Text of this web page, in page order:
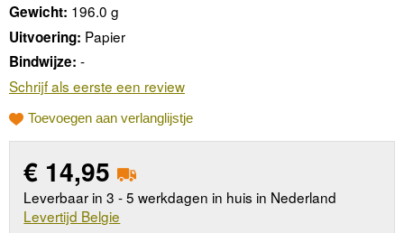
Gewicht: 196.0 g
Uitvoering: Papier
Bindwijze: -
Schrijf als eerste een review
Toevoegen aan verlanglijstje
€ 14,95
Leverbaar in 3 - 5 werkdagen in huis in Nederland
Levertijd Belgie